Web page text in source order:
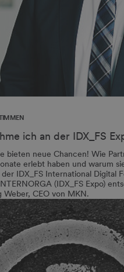
ich an der IDX_FS
bieten neue Chancen! Wie
erlebt haben und warum
IDX_FS International Digital
(IDX_FS Expo)
Weber, CEO von MKN.